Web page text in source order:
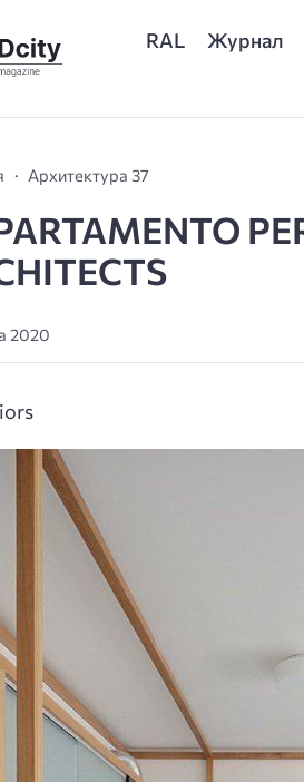
RAL Журнал
Архитектура 37
2020